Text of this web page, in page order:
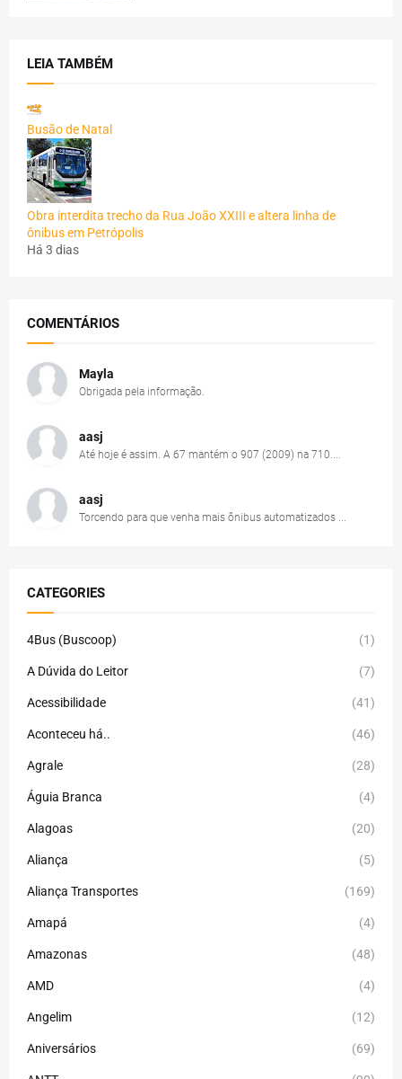
LEIA TAMBÉM
Busão de Natal
Obra interdita trecho da Rua João XXIII e altera linha de
ônibus em Petrópolis
Há 3 dias
COMENTÁRIOS
Mayla
Obrigada pela informação.
aasj
Até hoje é assim. A 67 mantém o 907 (2009) na 710....
aasj
Torcendo para que venha mais ônibus automatizados ...
CATEGORIES
4Bus (Buscoop) (1)
A Dúvida do Leitor (7)
Acessibilidade (41)
Aconteceu há.. (46)
Agrale (28)
Águia Branca (4)
Alagoas (20)
Aliança (5)
Aliança Transportes (169)
Amapá (4)
Amazonas (48)
AMD (4)
Angelim (12)
Aniversários (69)